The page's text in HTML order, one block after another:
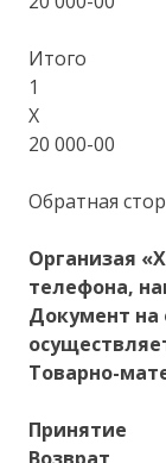
Итого
1
X
20 000-00
Обратная
Организая
телефона,
Документ на
Товарно-
Принятие